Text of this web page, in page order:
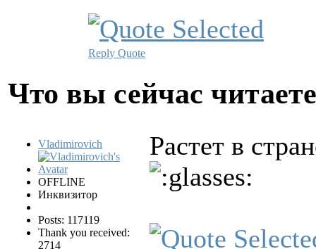
Reply Quote
Что вы сейчас
Vladimirovich
OFFLINE
Инквизитор
Posts: 117119
Thank you received:
2714
Растет в